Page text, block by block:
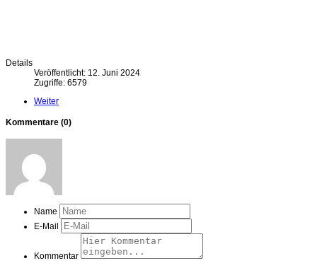
Details
Veröffentlicht: 12. Juni 2024
Zugriffe: 6579
Weiter
Kommentare (0)
Name
E-Mail
Kommentar